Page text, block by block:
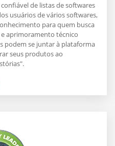
de listas de softwares
usuários de vários softwares,
para quem busca
aprimoramento técnico
podem se juntar à plataforma
seus produtos ao